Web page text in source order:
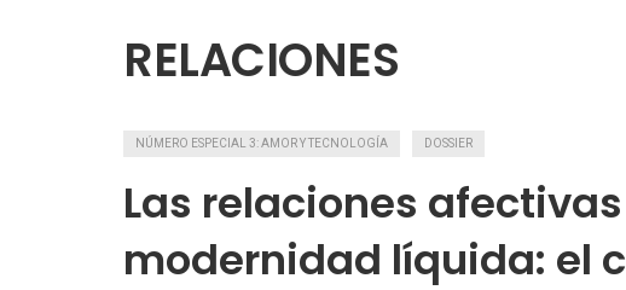
RELACIONES
NÚMERO ESPECIAL 3: AMOR Y TECNOLOGÍA DOSSIER
Las relaciones
modernidad líquida: el